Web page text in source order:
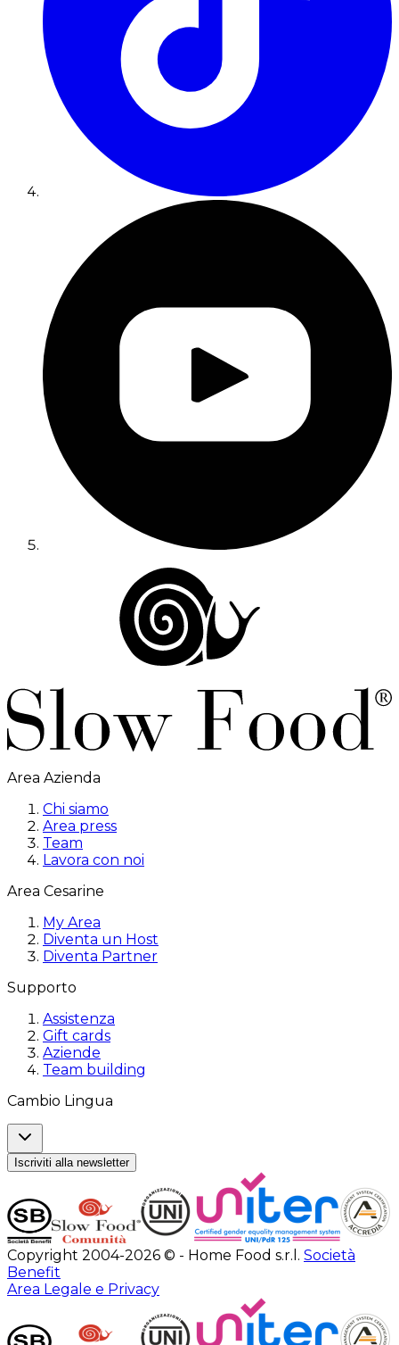
Area Azienda
Chi siamo
Area press
Team
Lavora con noi
Area Cesarine
My Area
Diventa un Host
Diventa Partner
Supporto
Assistenza
Gift cards
Aziende
Team building
Cambio Lingua
Iscriviti alla newsletter
Copyright 2004-2026 © - Home Food s.r.l. Società
Benefit
Area Legale e Privacy